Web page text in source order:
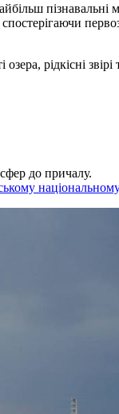
рідкісні
до причалу.